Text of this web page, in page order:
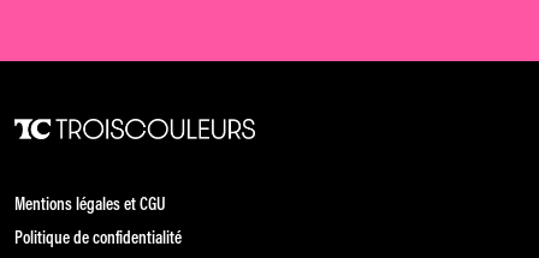
Mentions légales et CGU
Politique de confidentialité